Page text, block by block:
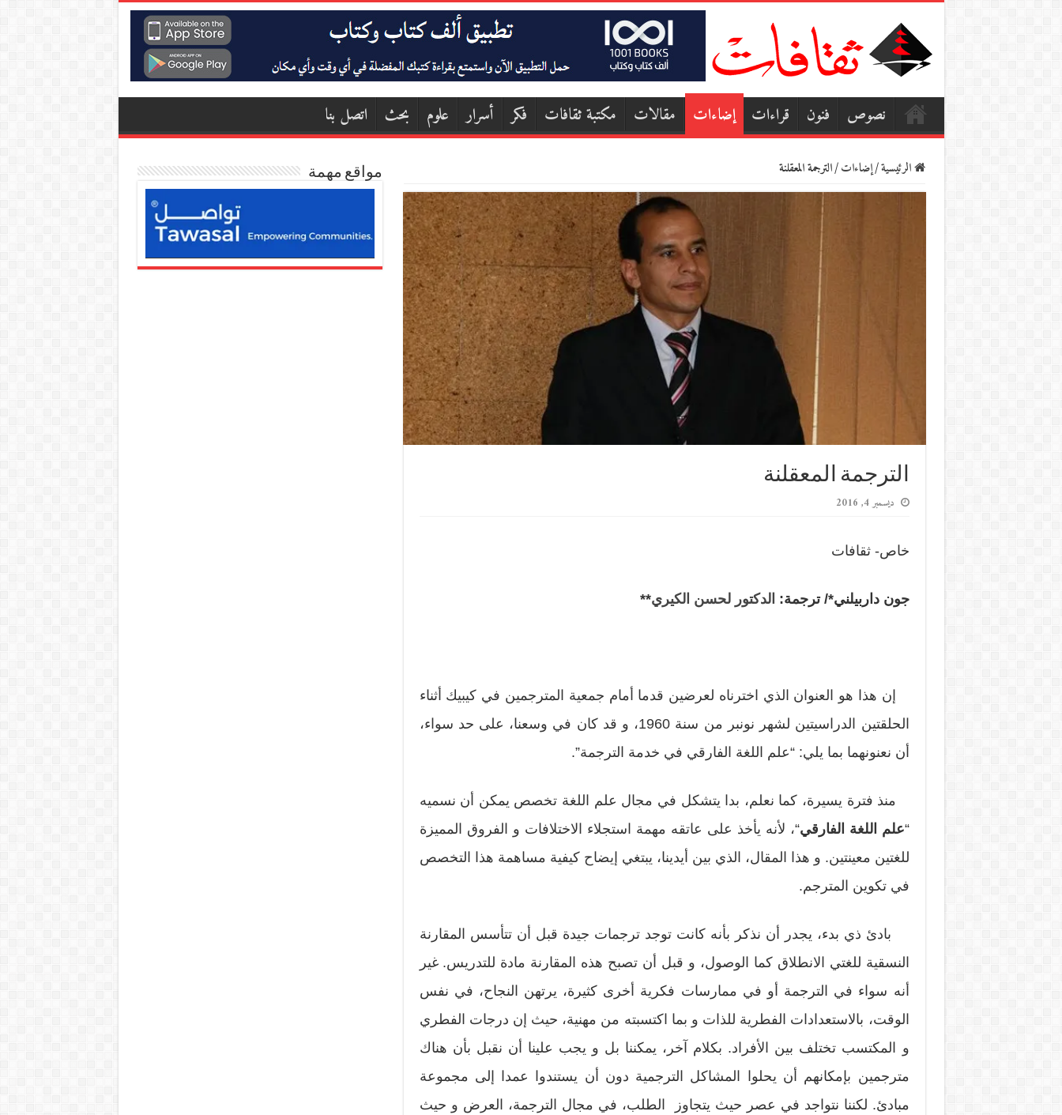
نصوص فنون قراءات إضاءات مقالات مكتبة ثقافات فكر أسرار علوم بحث اتصل بنا
الرئيسية/إضاءات/الترجمة المعقلنة
الترجمة المعقلنة
ديسمبر 4, 2016
خاص- ثقافات
جون داربيلني*/ ترجمة: الدكتور لحسن الكيري**
إن هذا هو العنوان الذي اخترناه لعرضين قدما أمام جمعية المترجمين في كيبيك أثناء
الحلقتين الدراسيتين لشهر نونبر من سنة 1960، و قد كان في وسعنا، على حد سواء،
أن نعنونهما بما يلي: “علم اللغة الفارقي في خدمة الترجمة”.
منذ فترة يسيرة، كما نعلم، بدا يتشكل في مجال علم اللغة تخصص يمكن أن نسميه
“علم اللغة الفارقي“، لأنه يأخذ على عاتقه مهمة استجلاء الاختلافات و الفروق المميزة
للغتين معينتين. و هذا المقال، الذي بين أيدينا، يبتغي إيضاح كيفية مساهمة هذا التخصص
في تكوين المترجم.
بادئ ذي بدء، يجدر أن نذكر بأنه كانت توجد ترجمات جيدة قبل أن تتأسس المقارنة
النسقية للغتي الانطلاق كما الوصول، و قبل أن تصبح هذه المقارنة مادة للتدريس. غير
أنه سواء في الترجمة أو في ممارسات فكرية أخرى كثيرة، يرتهن النجاح، في نفس
الوقت، بالاستعدادات الفطرية للذات و بما اكتسبته من مهنية، حيث إن درجات الفطري
و المكتسب تختلف بين الأفراد. بكلام آخر، يمكننا بل و يجب علينا أن نقبل بأن هناك
مترجمين بإمكانهم أن يحلوا المشاكل الترجمية دون أن يستندوا عمدا إلى مجموعة
مبادئ. لكننا نتواجد في عصر حيث يتجاوز الطلب، في مجال الترجمة، العرض و حيث
مواقع مهمة